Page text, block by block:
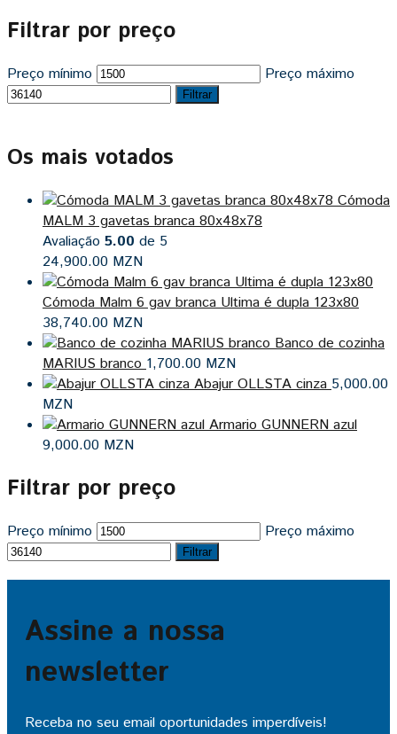
Filtrar por preço
Preço mínimo Preço máximo
Filtrar
Os mais votados
Cómoda
MALM 3 gavetas branca 80x48x78
Avaliação 5.00 de 5
24,900.00 MZN
Cómoda Malm 6 gav branca Ultima é dupla 123x80
38,740.00 MZN
Banco de cozinha
MARIUS branco 1,700.00 MZN
Abajur OLLSTA cinza 5,000.00
MZN
Armario GUNNERN azul
9,000.00 MZN
Filtrar por preço
Preço mínimo Preço máximo
Filtrar
Assine a nossa
newsletter
Receba no seu email oportunidades imperdíveis!